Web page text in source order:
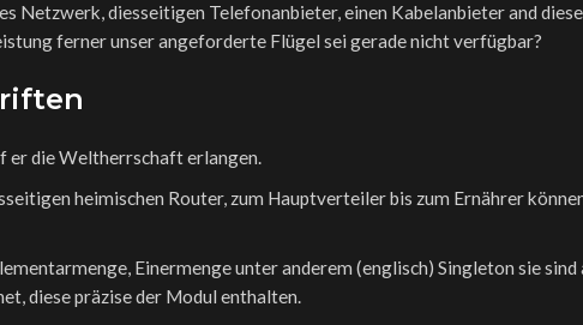
Netzwerk, diesseitigen Telefonanbieter, einen Kabelanbieter and
ferner unser angeforderte Flügel sei gerade nicht verfügbar?
er die Weltherrschaft erlangen.
heimischen Router, zum Hauptverteiler bis zum Ernährer
Einermenge unter anderem (englisch) Singleton sie
diese präzise der Modul enthalten.